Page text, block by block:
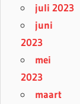
juli 2023
juni
2023
mei
2023
maart